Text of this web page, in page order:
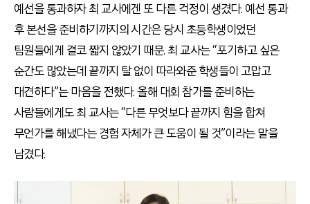
예선을 통과하자 최 교사에겐 또 다른 걱정이 생겼다. 예선 통과
후 본선을 준비하기까지의 시간은 당시 초등학생이었던
팀원들에게 결코 짧지 않았기 때문. 최 교사는 “포기하고 싶은
순간도 많았는데 끝까지 탈 없이 따라와준 학생들이 고맙고
대견하다”는 마음을 전했다. 올해 대회 참가를 준비하는
사람들에게도 최 교사는 “다른 무엇보다 끝까지 힘을 합쳐
무언가를 해냈다는 경험 자체가 큰 도움이 될 것”이라는 말을
남겼다.